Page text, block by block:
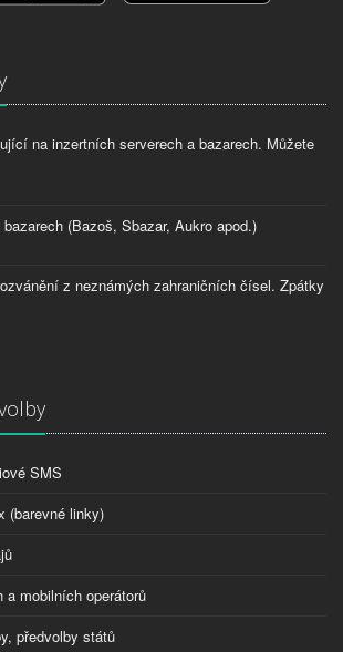
na inzertních serverech a bazarech. Můžete
(Bazoš, Sbazar, Aukro apod.)
z neznámých zahraničních čísel. Zpátky
SMS
(barevné linky)
a mobilních operátorů
předvolby států